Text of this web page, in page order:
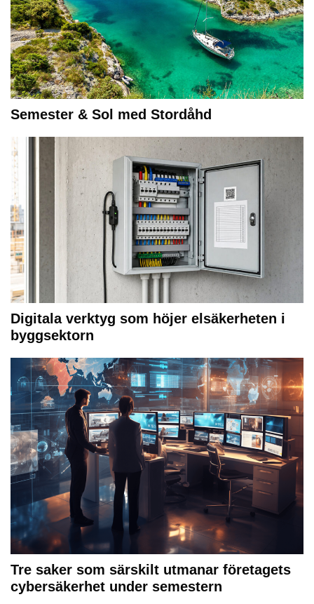
Semester & Sol med Stordåhd
Digitala verktyg som höjer elsäkerheten i
byggsektorn
Tre saker som särskilt utmanar företagets
cybersäkerhet under semestern